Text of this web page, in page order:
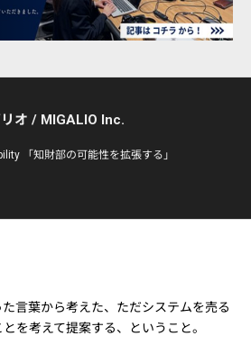
オ / MIGALIO Inc.
「知財部の可能性を拡張する」
言葉から考えた、ただシステムを売る
を考えて提案する、ということ。